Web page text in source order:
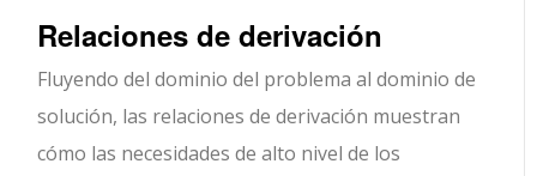
Relaciones de derivación
Fluyendo del dominio del problema al dominio de
solución, las relaciones de derivación muestran
cómo las necesidades de alto nivel de los